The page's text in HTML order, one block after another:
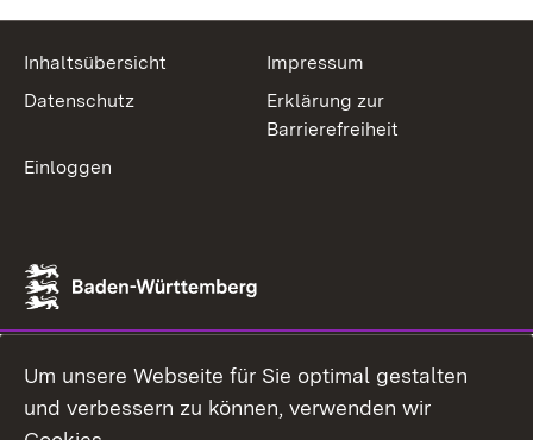
Inhaltsübersicht
Impressum
Datenschutz
Erklärung zur
Barrierefreiheit
Einloggen
Um unsere Webseite für Sie optimal gestalten
und verbessern zu können, verwenden wir